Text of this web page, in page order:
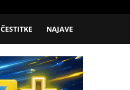
ČESTITKE NAJAVE